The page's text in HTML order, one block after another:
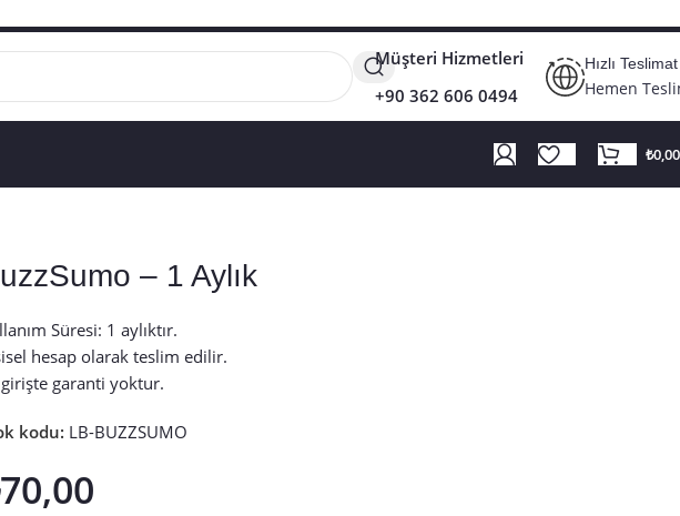
Müşteri Hizmetleri
+90 362 606 0494
Hızlı Teslimat
Hemen
₺0,00
– 1 Aylık
Süresi: 1 aylıktır.
hesap olarak teslim edilir.
garanti yoktur.
kodu: LB-BUZZSUMO
70,00